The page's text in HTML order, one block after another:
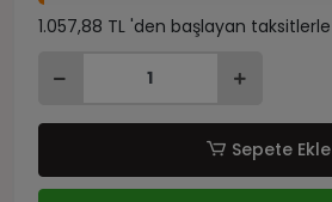
1.057,88 TL 'den başlayan taksitlerle
Sepete Ekle